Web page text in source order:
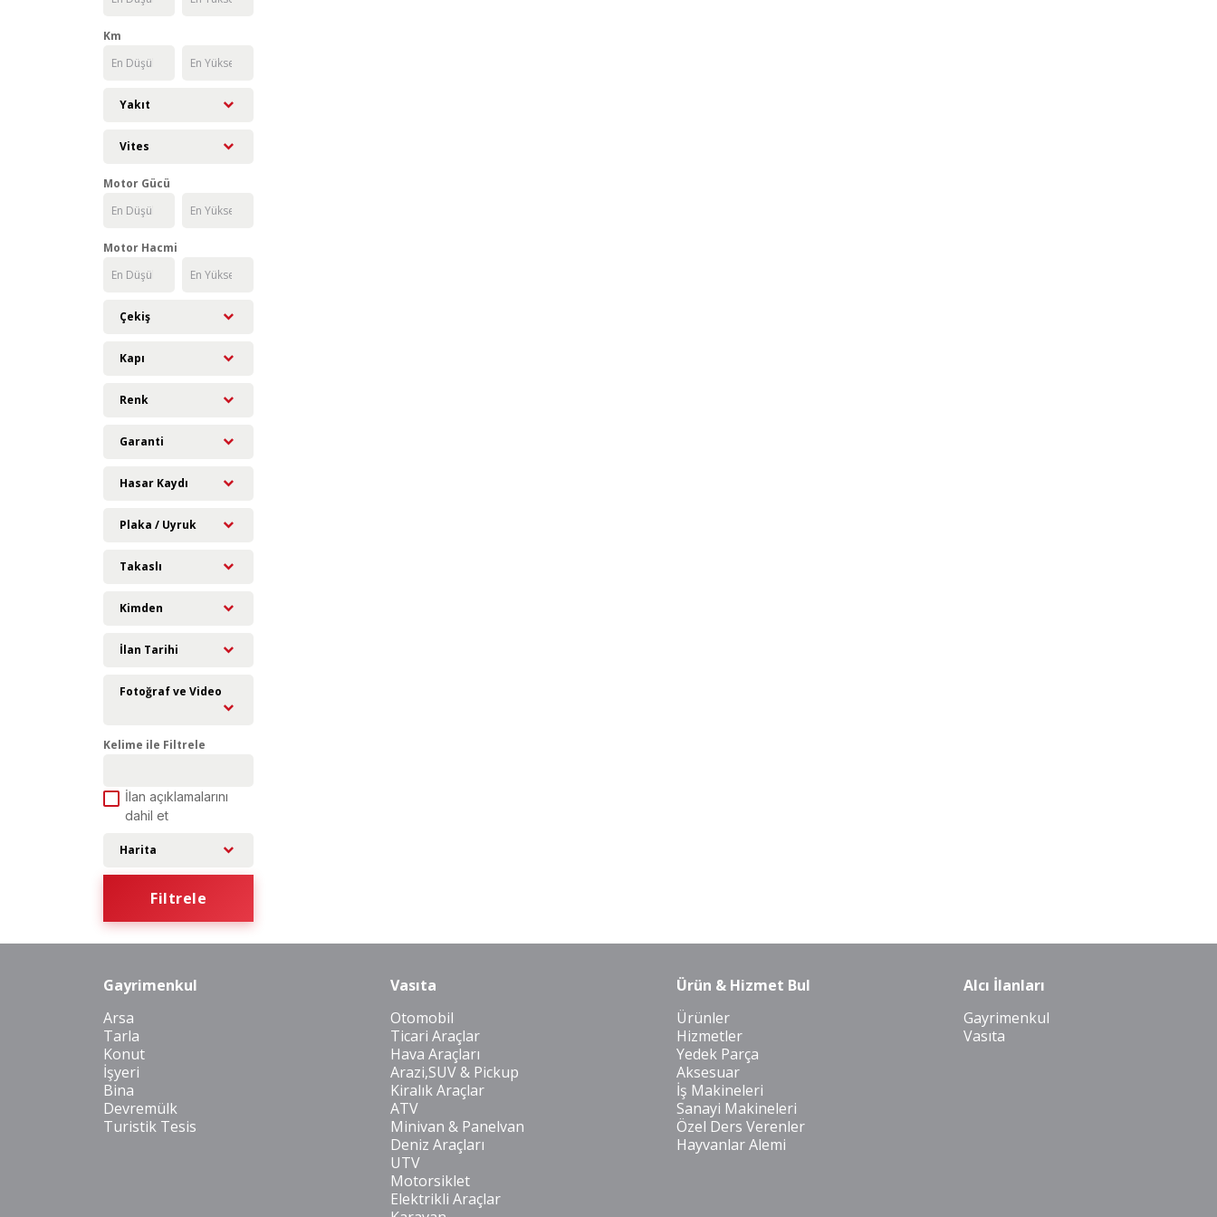
Km
Yakıt
Vites
Motor Gücü
Motor Hacmi
Çekiş
Kapı
Renk
Garanti
Hasar Kaydı
Plaka / Uyruk
Takaslı
Kimden
İlan Tarihi
Fotoğraf ve Video
Kelime ile Filtrele
İlan açıklamalarını
dahil et
Harita
Filtrele
Gayrimenkul
Arsa
Tarla
Konut
İşyeri
Bina
Devremülk
Turistik Tesis
Vasıta
Otomobil
Ticari Araçlar
Hava Araçları
Arazi,SUV & Pickup
Kiralık Araçlar
ATV
Minivan & Panelvan
Deniz Araçları
UTV
Motorsiklet
Elektrikli Araçlar
Ürün & Hizmet Bul
Ürünler
Hizmetler
Yedek Parça
Aksesuar
İş Makineleri
Sanayi Makineleri
Özel Ders Verenler
Hayvanlar Alemi
Alcı İlanları
Gayrimenkul
Vasıta